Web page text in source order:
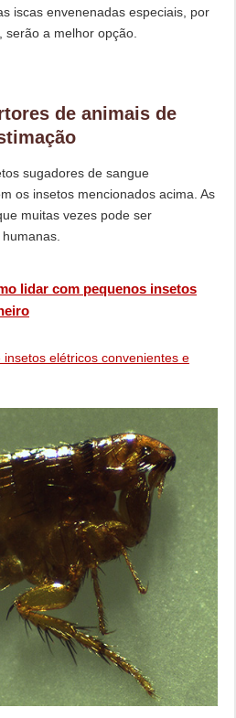
iscas envenenadas especiais, por
a melhor opção.
de animais de
sugadores de sangue
os insetos mencionados acima. As
muitas vezes pode ser
lidar com pequenos insetos
insetos elétricos convenientes e